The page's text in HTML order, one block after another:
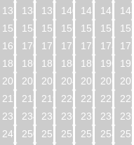
137 138 139 140 141 142
153 154 155 156 157 158
169 170 171 172 173 174
185 186 187 188 189 190
201 202 203 204 205 206
217 218 219 220 221 222
233 234 235 236 237 238
249 250 251 252 253 254